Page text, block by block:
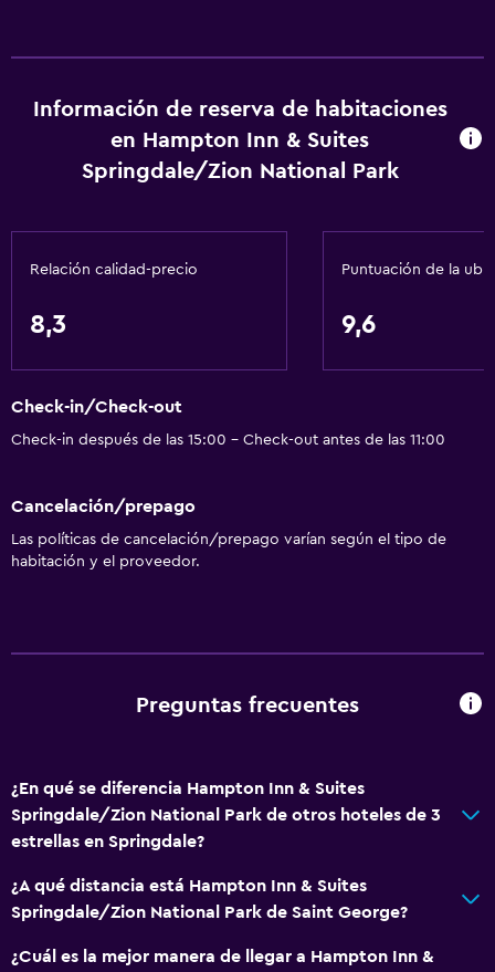
Información de reserva de habitaciones
en Hampton Inn & Suites
Springdale/Zion National Park
Relación calidad-precio
8,3
Puntuación de la
9,6
Check-in/Check-out
Check-in después de las 15:00 - Check-out antes de las 11:00
Cancelación/prepago
Las políticas de cancelación/prepago varían según el tipo de
habitación y el proveedor.
Preguntas frecuentes
¿En qué se diferencia Hampton Inn & Suites
Springdale/Zion National Park de otros hoteles de 3
estrellas en Springdale?
¿A qué distancia está Hampton Inn & Suites
Springdale/Zion National Park de Saint George?
¿Cuál es la mejor manera de llegar a Hampton Inn &